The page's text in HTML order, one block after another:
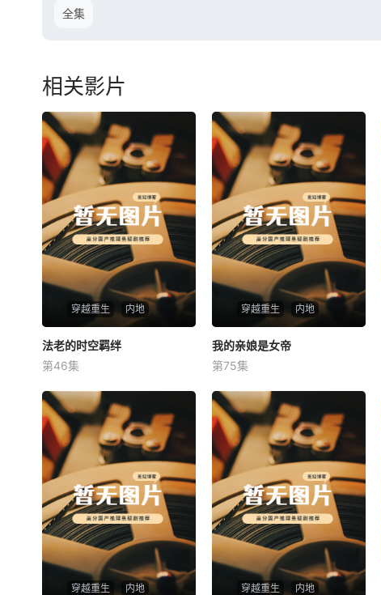
全集
相关影片
穿越重生 内地
法老的时空羁绊
未知
法老的时空羁绊
第46集
穿越重生 内地
我的亲娘是女帝
未知
我的亲娘是女帝
第75集
穿越重生 内地 穿越重生 内地